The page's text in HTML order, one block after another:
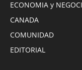
ECONOMIA y
CANADA
COMUNIDAD
EDITORIAL